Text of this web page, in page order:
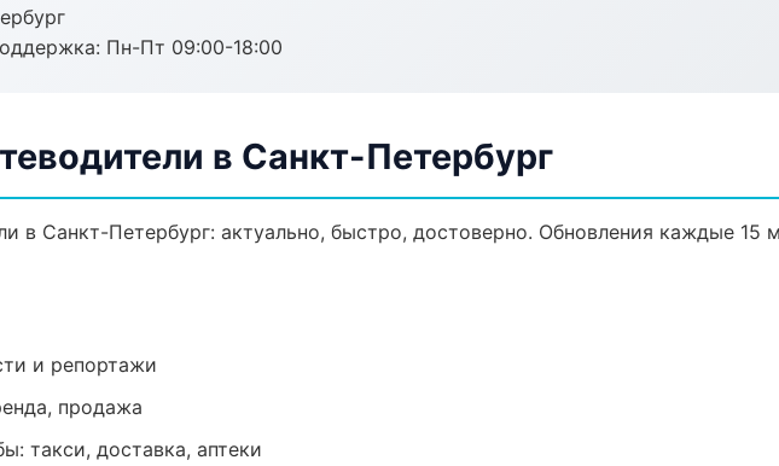
Пн-Пт 09:00-18:00
в Санкт-Петербург
в Санкт-Петербург: актуально, быстро, достоверно. Обновления каждые 15
и репортажи
продажа
такси, доставка, аптеки